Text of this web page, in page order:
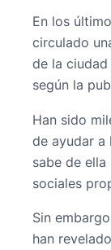
En los
circulado
de la
según la
Han sido
de ayudar a
sabe de
sociales
Sin
han